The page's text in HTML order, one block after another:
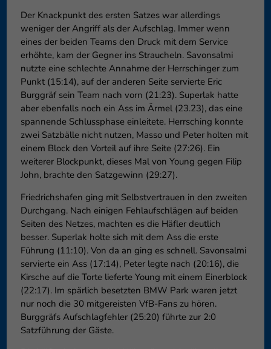
Der Knackpunkt des ersten Satzes war allerdings
weniger der Angriff als der Aufschlag. Immer wenn
eines der beiden Teams den Druck mit dem Service
erhöhte, kam der Gegner ins Straucheln. Savonsalmi
nutzte eine schlechte Annahme der Herrschinger zum
Punkt (15:14), auf der anderen Seite servierte Eric
Burggräf sein Team nach vorn (21:23). Superlak hatte
aber ebenfalls noch ein Ass im Ärmel (23.23), das eine
spannende Schlussphase einleitete. Herrsching konnte
zwei Satzbälle nicht nutzen, Masso und Peter holten mit
einem Block den Vorteil auf ihre Seite (27:26). Ein
weiterer Blockpunkt, dieses Mal von Young gegen Filip
John, brachte den Satzgewinn (29:27).
Friedrichshafen ging mit Selbstvertrauen in den zweiten
Durchgang. Nach einigen Fehlaufschlägen auf beiden
Seiten des Netzes, machten es die Häfler deutlich
besser. Superlak holte sich mit dem Ass die erste
Führung (11:10). Von da an ging es schnell. Savonsalmi
servierte ein Ass (17:14), Peter legte nach (20:16), die
Kirsche auf die Torte lieferte Young mit einem Einerblock
(22:17). Im spärlich besetzten BMW Park waren jetzt
nur noch die 30 mitgereisten VfB-Fans zu hören.
Burggräfs Aufschlagfehler (25:20) führte zur 2:0
Satzführung der Gäste.